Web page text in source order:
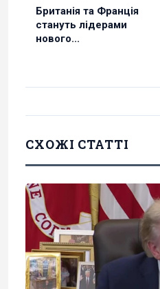
Британія та Франція
стануть лідерами
нового...
СХОЖІ СТАТТІ